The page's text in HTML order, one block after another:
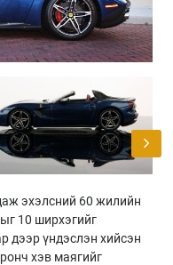
эхэлсний 60 жилийн
10 ширхэгийг
дээр үндэслэн хийсэн
хэв маягийг